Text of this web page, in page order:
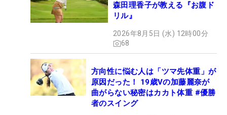
森田理香子が教える『お腹ド
リル』
2026年8月5日 (水) 12時00分
68
方向性に悩む人は「ツマ先体重」が
原因だった！ 19歳Vの加藤麗奈が
曲がらない秘密はカカト体重 #優勝
者のスイング